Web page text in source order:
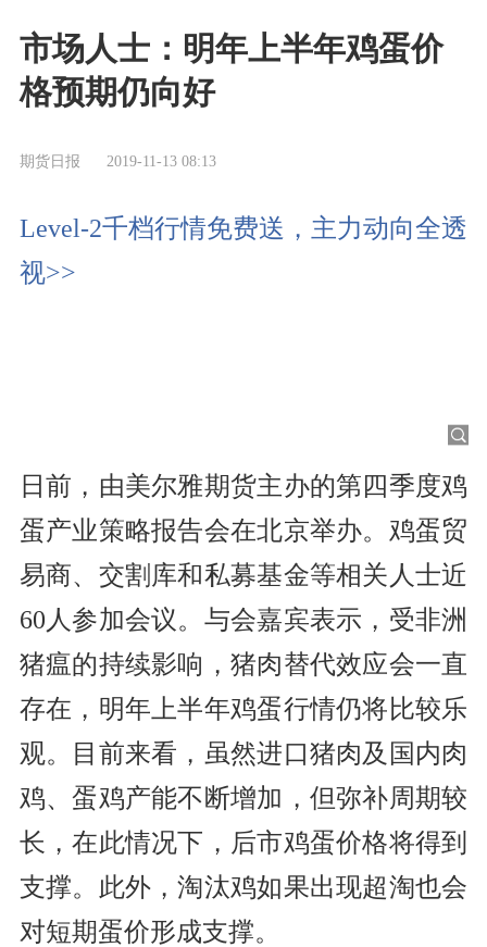
市场人士：明年上半年鸡蛋价
格预期仍向好
期货日报 2019-11-13 08:13
Level-2千档行情免费送，主力动向全透
视>>
日前，由美尔雅期货主办的第四季度鸡
蛋产业策略报告会在北京举办。鸡蛋贸
易商、交割库和私募基金等相关人士近
60人参加会议。与会嘉宾表示，受非洲
猪瘟的持续影响，猪肉替代效应会一直
存在，明年上半年鸡蛋行情仍将比较乐
观。目前来看，虽然进口猪肉及国内肉
鸡、蛋鸡产能不断增加，但弥补周期较
长，在此情况下，后市鸡蛋价格将得到
支撑。此外，淘汰鸡如果出现超淘也会
对短期蛋价形成支撑。